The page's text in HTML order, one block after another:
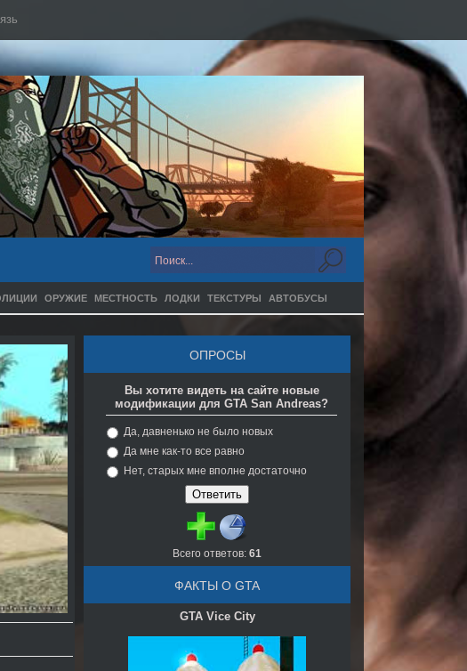
ОРУЖИЕ МЕСТНОСТЬ ЛОДКИ ТЕКСТУРЫ АВТОБУСЫ
ОПРОСЫ
Вы хотите видеть на сайте новые
модификации для GTA San Andreas?
Да, давненько не было новых
Да мне как-то все равно
Нет, старых мне вполне достаточно
Всего ответов: 61
ФАКТЫ О GTA
GTA Vice City